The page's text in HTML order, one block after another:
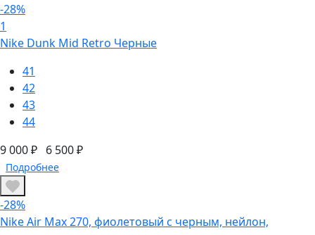
-28%
1
Nike Dunk Mid Retro Черные
41
42
43
44
9 000 ₽ 6 500 ₽
Подробнее
-28%
Nike Air Max 270, фиолетовый с черным, нейлон,